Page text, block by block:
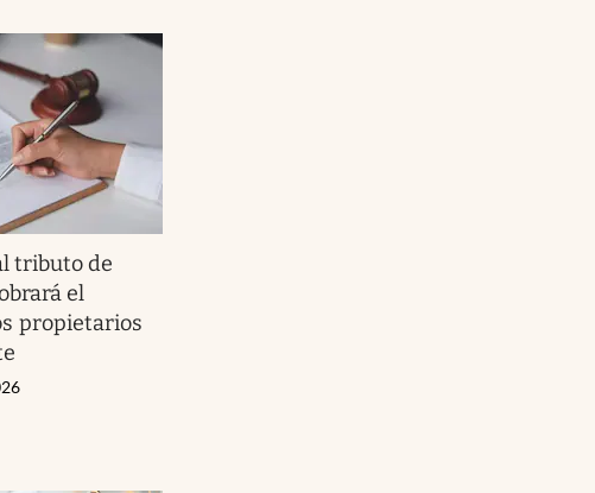
tributo de
el
propietarios